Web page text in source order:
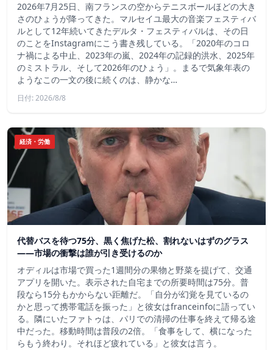
2026年7月25日、南フランスの空からテニスボールほどの大き
さのひょうが降ってきた。マルセイユ最大の音楽フェスティバ
ルとして12年続いてきたデルタ・フェスティバルは、その日
のことをInstagramにこう書き残している。「2020年のコロ
ナ禍による中止、2023年の嵐、2024年の記録的洪水、2025年
のミストラル、そして2026年のひょう」。まるで気象年表の
ようなこの一文の後に続くのは、静かな…
日付: 2026/8/8
経済・労働
代替バスを待つ75分、黒く焦げた松、割れないはずのグラス
——市場の衝撃は誰が引き受けるのか
オディルは市場で買った1週間分の果物と野菜を提げて、交通
アプリを開いた。表示された自宅までの所要時間は75分。普
段なら15分もかからない距離だ。「自分が幻覚を見ているの
かと思って携帯電話を振った」と彼女はfranceinfoに語ってい
る。隣にいたファトゥは、パリでの清掃の仕事を終えて帰る途
中だった。移動時間は普段の2倍。「食事をして、横になった
らもう終わり。それほど疲れている」と彼女は言う。